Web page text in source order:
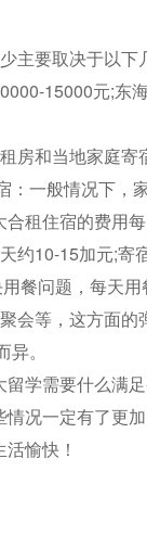
主要取决于以
15000元;东
房和当地家庭
一般情况下，
租住宿的费用每
约10-15加元;寄
餐问题，每天用
会等，这方面
。
学需要什么满
况一定有了更
愉快！